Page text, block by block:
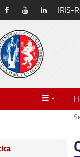
servizi web di
Facebook YouTube LinkedIn
IRIS-
Menu